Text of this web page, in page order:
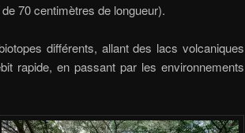
70 centimètres de longueur).
différents, allant des lacs volcaniques
rapide, en passant par les environnements